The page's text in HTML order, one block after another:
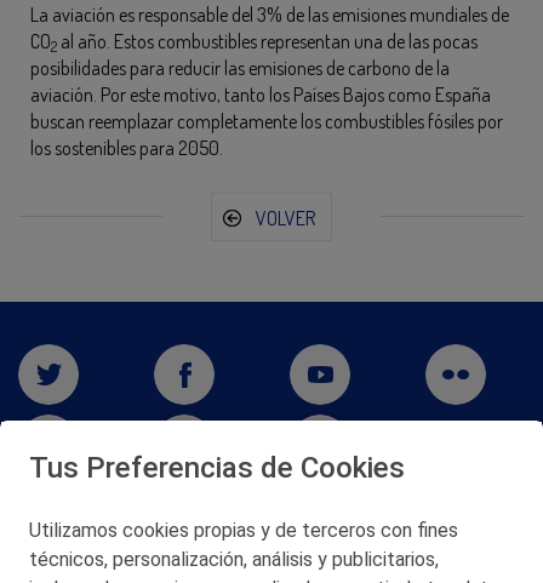
La aviación es responsable del 3% de las emisiones mundiales de
CO2 al año. Estos combustibles representan una de las pocas
posibilidades para reducir las emisiones de carbono de la
aviación. Por este motivo, tanto los Países Bajos como España
buscan reemplazar completamente los combustibles fósiles por
los sostenibles para 2050.
VOLVER
San Martín 5-Edificio Muñatones,
48550 Muskiz (Bizkaia)
Tus Preferencias de Cookies
Utilizamos cookies propias y de terceros con fines
técnicos, personalización, análisis y publicitarios,